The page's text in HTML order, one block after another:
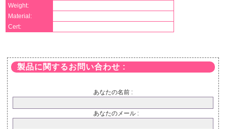
Weight:
Material:
Cert:
製品に関するお問い合わせ :
あなたの名前 :
あなたのメール :